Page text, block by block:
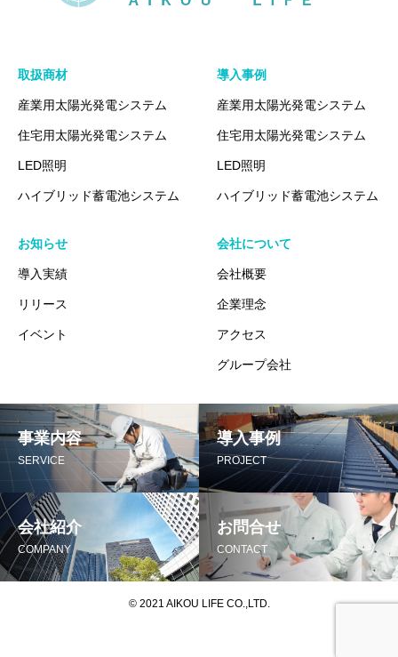
取扱商材
産業用太陽光発電システム
住宅用太陽光発電システム
LED照明
ハイブリッド蓄電池システム
導入事例
産業用太陽光発電システム
住宅用太陽光発電システム
LED照明
ハイブリッド蓄電池システム
お知らせ
導入実績
リリース
イベント
会社について
会社概要
企業理念
アクセス
グループ会社
事業内容
SERVICE
導入事例
PROJECT
会社紹介
COMPANY
お問合せ
CONTACT
© 2021 AIKOU LIFE CO.,LTD.